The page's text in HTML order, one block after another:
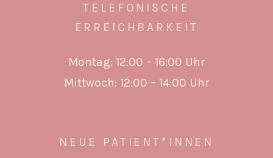
TELEFONISCHE
ERREICHBARKEIT
Montag: 12:00 – 16:00 Uhr
Mittwoch: 12:00 – 14:00 Uhr
NEUE PATIENT*INNEN